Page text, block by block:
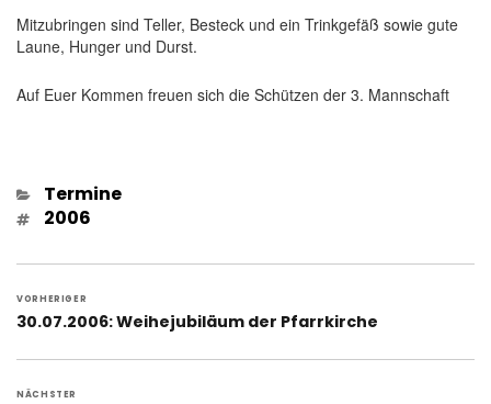
Mitzubringen sind Teller, Besteck und ein Trinkgefäß sowie gute
Laune, Hunger und Durst.
Auf Euer Kommen freuen sich die Schützen der 3. Mannschaft
Kategorien
Termine
Schlagwörter
2006
VORHERIGER
Vorheriger
30.07.2006: Weihejubiläum der Pfarrkirche
NÄCHSTER